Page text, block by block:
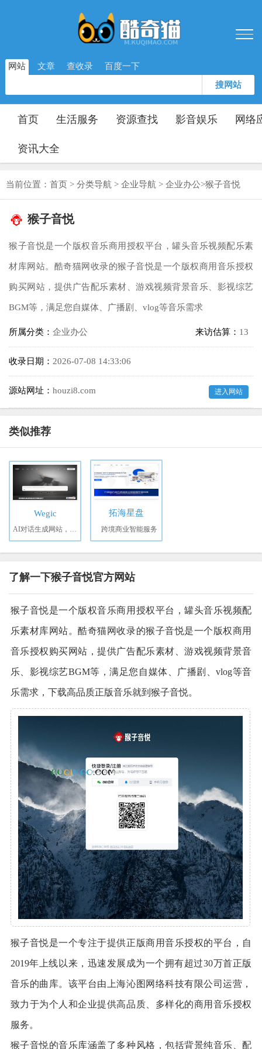
网站 文章 查收录 百度一下
搜网站
首页 生活服务 资源查找 影音娱乐 网络
资讯大全
当前位置： 首页 > 分类导航 > 企业导航 > 企业办公>猴子音悦
猴子音悦
猴子音悦是一个版权音乐商用授权平台，罐头音乐视频配乐素
材库网站。酷奇猫网收录的猴子音悦是一个版权商用音乐授权
购买网站，提供广告配乐素材、游戏视频背景音乐、影视综艺
BGM等，满足您自媒体、广播剧、vlog等音乐需求
所属分类： 企业办公 来访估算： 13
收录日期： 2026-07-08 14:33:06
源站网址： houzi8.com 进入网站
类似推荐
Wegic 拓海星盘
跨境商业智能服务
了解一下猴子音悦官方网站
猴子音悦是一个版权音乐商用授权平台，罐头音乐视频配
乐素材库网站。酷奇猫网收录的猴子音悦是一个版权商用
音乐授权购买网站，提供广告配乐素材、游戏视频背景音
乐、影视综艺BGM等，满足您自媒体、广播剧、vlog等音
乐需求，下载高品质正版音乐就到猴子音悦。
猴子音悦是一个专注于提供正版商用音乐授权的平台，自
2019年上线以来，迅速发展成为一个拥有超过30万首正版
音乐的曲库。该平台由上海沁图网络科技有限公司运营，
致力于为个人和企业提供高品质、多样化的商用音乐授权
服务。
猴子音悦的音乐库涵盖了多种风格，包括背景纯音乐、配